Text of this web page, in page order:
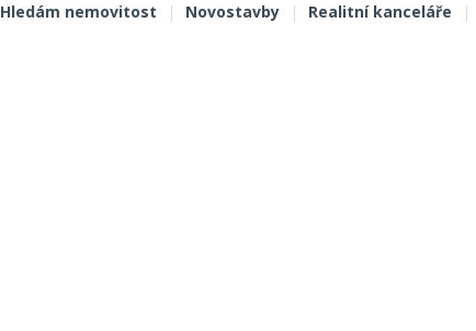
Hledám nemovitost | Novostavby | Realitní kanceláře |